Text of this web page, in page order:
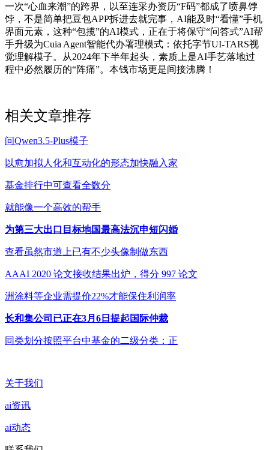
一次“心血来潮”的跨界，以至连采办资历“F码”都成了喷鼻饽
饽，不是简单把豆包APP拆进去就完事，AI能及时“看懂”手机
界面元素，这种“包揽”的AI模式，正在于将保守“问答式”AI帮
手升级为Cuia Agent智能代办署理模式：依托字节UI-TARS视
觉理解模子。从2024年下半年起头，素质上是AI手艺落地过
程中必然履历的“阵痛”。本钱市场更是间接沸腾！
相关文章推荐
问Qwen3.5-Plus模子
以愈加拟人化和互动化的形态加快融入家
基金排行中可查看全数分
就能像一个高效的帮手
为第三大出口目标地国最高法沉申短闪婚
查看虽然市道上已有不少头像制做东西
AAAI 2020 论文接收结果出炉，得分 997 论文
洲涂料等企业需提价22%才能保住利润率
长和集公司已正在3月6日提起国际仲裁
同类划分按照平台中基金的二级分类：正
关于我们
ai资讯
ai动态